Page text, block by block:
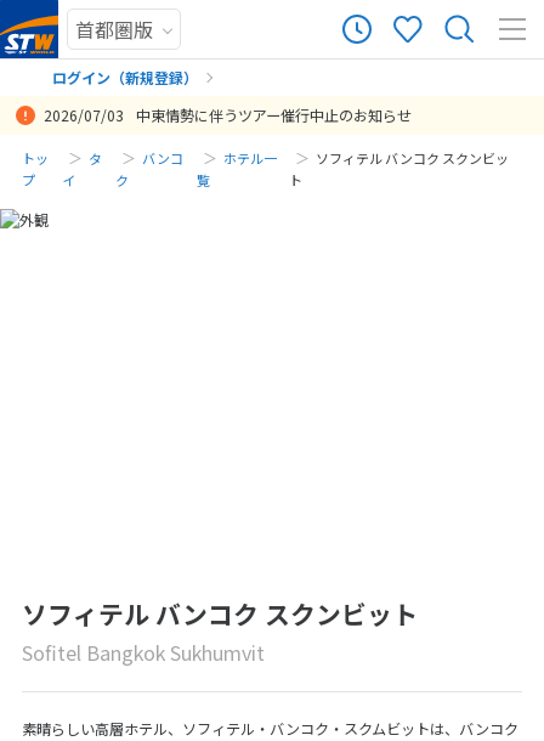
ログイン（新規登録）
まだ履歴がありません
2026/07/03 中東情勢に伴うツアー催行中止のお知らせ
トッ
プ
タ
イ
バンコ
ク
ホテル一
覧
ソフィテル バンコク スクンビッ
ト
ソフィテル バンコク スクンビット
Sofitel Bangkok Sukhumvit
素晴らしい高層ホテル、ソフィテル・バンコク・スクムビットは、バンコク